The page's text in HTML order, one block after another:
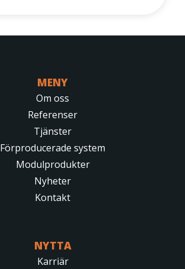
MENY
Om oss
Referenser
Tjänster
Förproducerade system
Modulprodukter
Nyheter
Kontakt
NYTTA
Karriär